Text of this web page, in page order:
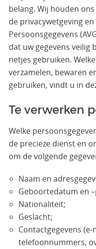
belang. Wij houden
de privacywetgeving
Persoonsgegevens
dat uw gegevens veilig
netjes gebruiken.
verzamelen, bewaren
gebruiken, vindt u in
Te verwerken
Welke
de precieze dienst en
om de volgende
Naam en
Geboortedatum en
Nationaliteit;
Geslacht;
Contactgegevens
telefoonnummers,